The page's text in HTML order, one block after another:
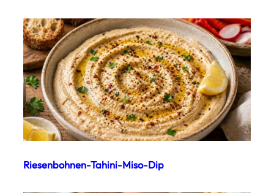
Riesenbohnen-Tahini-Miso-Dip